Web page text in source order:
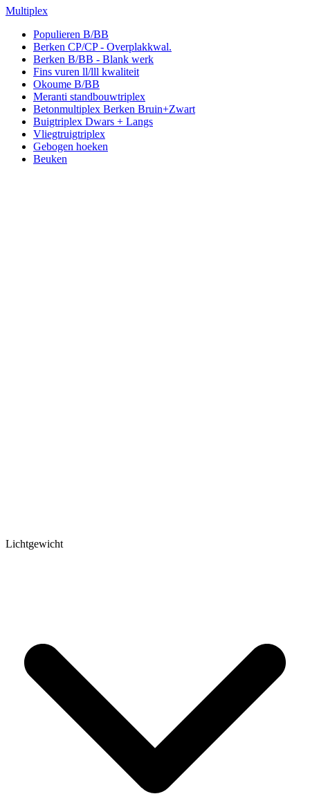
Multiplex
Populieren B/BB
Berken CP/CP - Overplakkwal.
Berken B/BB - Blank werk
Fins vuren ll/lll kwaliteit
Okoume B/BB
Meranti standbouwtriplex
Betonmultiplex Berken Bruin+Zwart
Buigtriplex Dwars + Langs
Vliegtruigtriplex
Gebogen hoeken
Beuken
Lichtgewicht